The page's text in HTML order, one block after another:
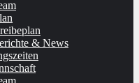
& News